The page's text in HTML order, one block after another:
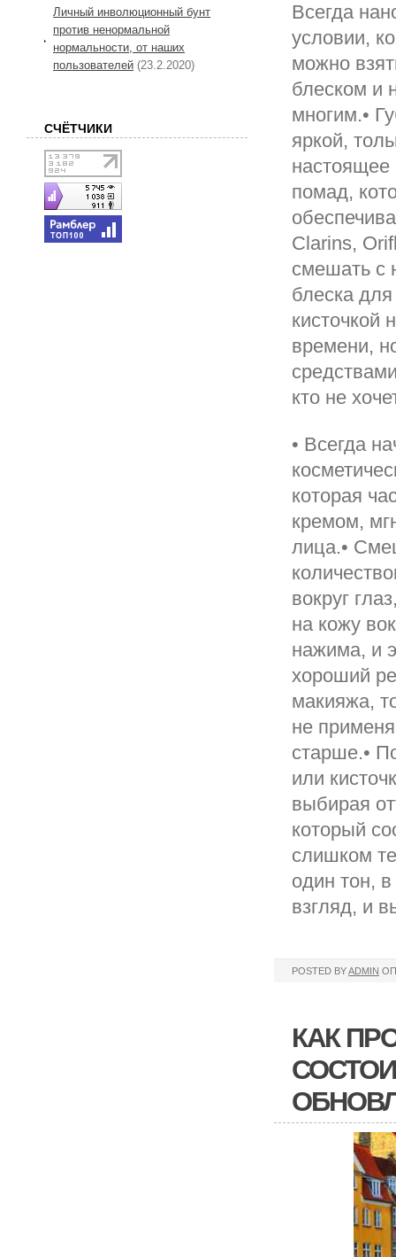
Всегда
условии,
можно
блеском и
многим.•
яркой,
настоящее
помад,
Clarins,
смешать с
блеска
кисточкой
времени,
кто не
• Всегда
которая
кремом,
лица.•
вокруг
на кожу
нажима, и
хороший
макияжа,
не
старше.•
или
выбирая
который
слишком
один тон,
взгляд, и
POSTED BYADMIN
КАК
Личный инволюционный бунт
против ненормальной
нормальности, от наших
пользователей (23.2.2020)
СЧЁТЧИКИ